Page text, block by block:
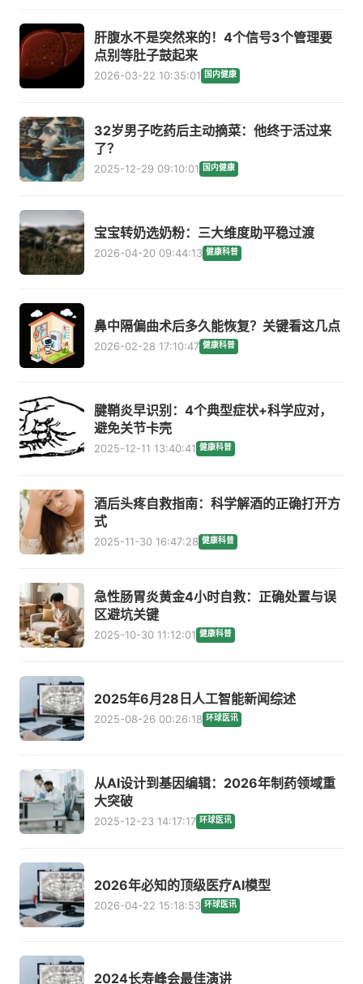
肝腹水不是突然来的！4个信号3个管理要
点别等肚子鼓起来
2026-03-22 10:35:01 国内健康
32岁男子吃药后主动摘菜：他终于活过来
了？
2025-12-29 09:10:01 国内健康
宝宝转奶选奶粉：三大维度助平稳过渡
2026-04-20 09:44:13 健康科普
鼻中隔偏曲术后多久能恢复？关键看这几点
2026-02-28 17:10:47 健康科普
腱鞘炎早识别：4个典型症状+科学应对，
避免关节卡壳
2025-12-11 13:40:41 健康科普
酒后头疼自救指南：科学解酒的正确打开方
式
2025-11-30 16:47:28 健康科普
急性肠胃炎黄金4小时自救：正确处置与误
区避坑关键
2025-10-30 11:12:01 健康科普
2025年6月28日人工智能新闻综述
2025-08-26 00:26:18 环球医讯
从AI设计到基因编辑：2026年制药领域重
大突破
2025-12-23 14:17:17 环球医讯
2026年必知的顶级医疗AI模型
2026-04-22 15:18:53 环球医讯
2024长寿峰会最佳演讲